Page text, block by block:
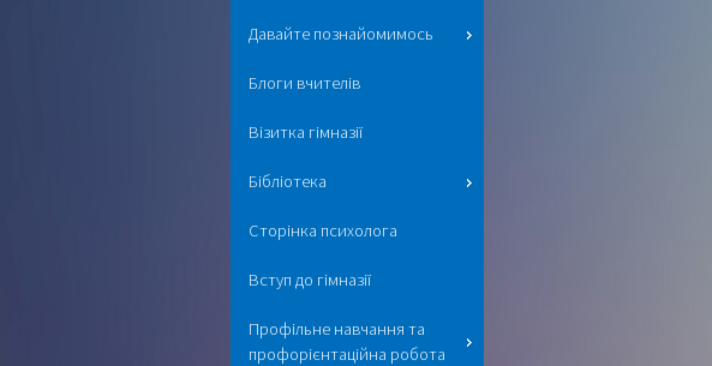
Давайте познайомимось
Блоги вчителів
Візитка гімназії
Бібліотека
Сторінка психолога
Вступ до гімназії
Профільне навчання та
профорієнтаційна робота